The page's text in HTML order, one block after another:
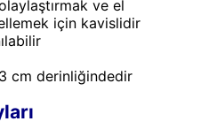
ve el
için kavislidir
cm derinliğindedir